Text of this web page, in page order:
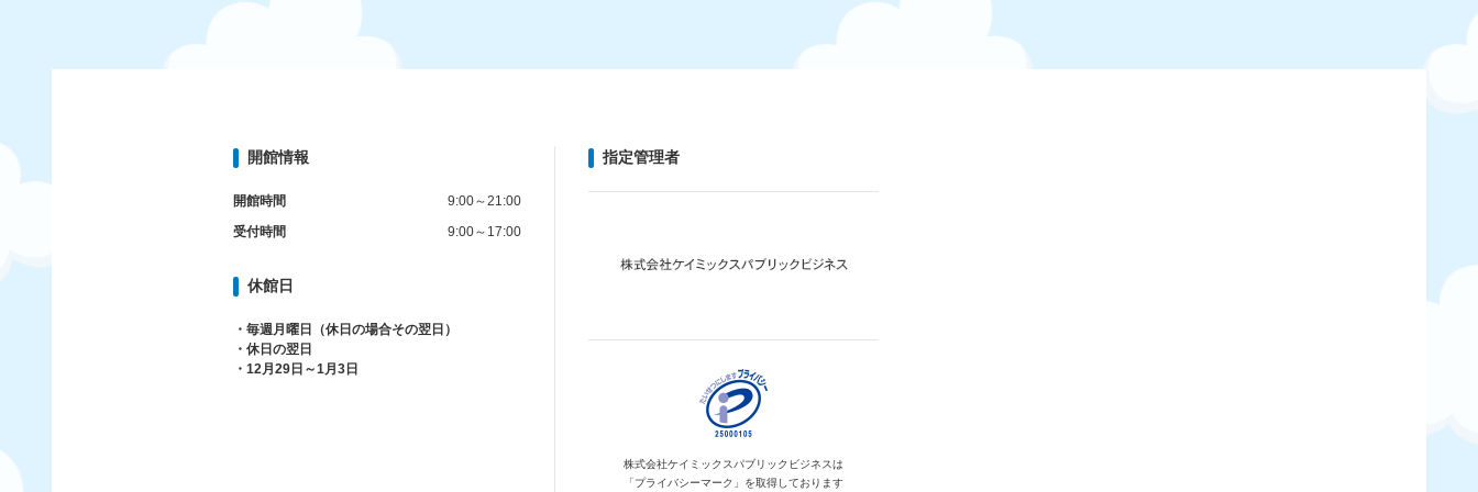
開館情報
開館時間
9:00～21:00
受付時間
9:00～17:00
休館日
・毎週月曜日（休日の場合その翌日）
・休日の翌日
・12月29日～1月3日
指定管理者
株式会社ケイミックスパブリックビジネスは
「プライバシーマーク」を取得しております